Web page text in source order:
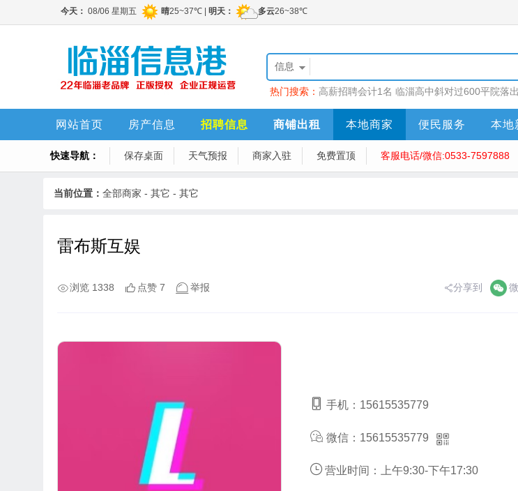
信息
热门搜索： 高薪招聘会计1名 临淄高中斜对过600平院落
勤1名，销售员10名 招聘内勤 泽昌医药招聘
网站首页 房产信息 招聘信息 商铺出租 本地商家 便民服务 本地
快速导航： 保存桌面 天气预报 商家入驻 免费置顶 客服电话/微信:0533-7597888
当前位置： 全部商家 - 其它 - 其它
雷布斯互娱
浏览 1338 点赞 7 举报 分享到
手机： 15615535779
微信： 15615535779
营业时间： 上午9:30-下午17:30